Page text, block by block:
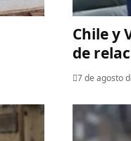
Chile y
de
7 de agosto